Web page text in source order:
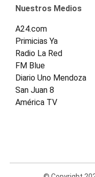
Nuestros Medios
A24.com
Primicias Ya
Radio La Red
FM Blue
Diario Uno Mendoza
San Juan 8
América TV